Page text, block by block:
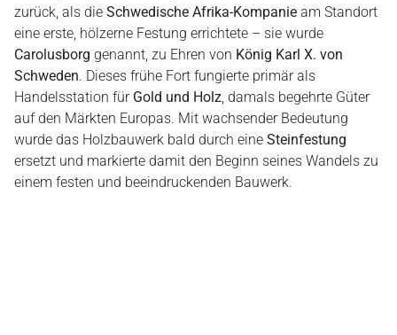
zurück, als die Schwedische Afrika-Kompanie am Standort
eine erste, hölzerne Festung errichtete – sie wurde
Carolusborg genannt, zu Ehren von König Karl X. von
Schweden. Dieses frühe Fort fungierte primär als
Handelsstation für Gold und Holz, damals begehrte Güter
auf den Märkten Europas. Mit wachsender Bedeutung
wurde das Holzbauwerk bald durch eine Steinfestung
ersetzt und markierte damit den Beginn seines Wandels zu
einem festen und beeindruckenden Bauwerk.